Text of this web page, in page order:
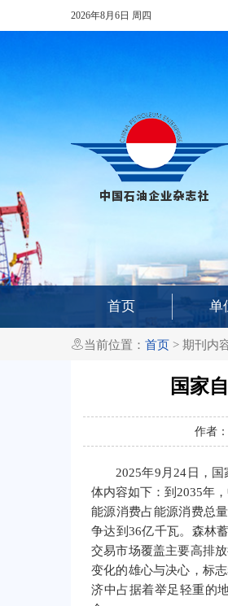
2026年8月6日 周四
首页 单
当前位置： 首页 > 期刊内
国家
作者
2025年9月24日，
体内容如下：到2035年
能源消费占能源消费总
争达到36亿千瓦。森林
交易市场覆盖主要高排
变化的雄心与决心，标
济中占据着举足轻重的